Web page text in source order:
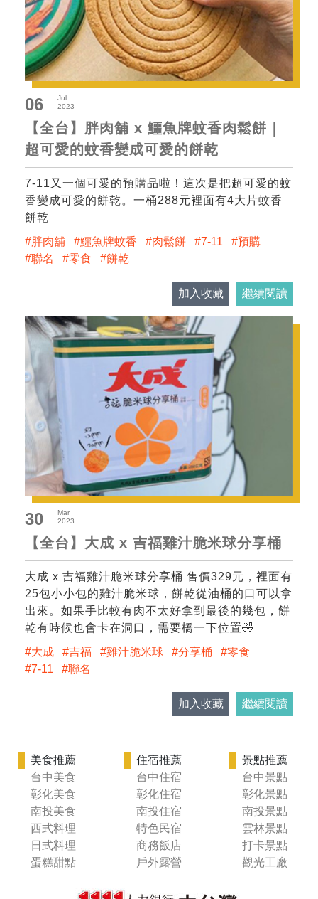
06
Jul
2023
【全台】胖肉舖 x 鱷魚牌蚊香肉鬆餅｜
超可愛的蚊香變成可愛的餅乾
7-11又一個可愛的預購品啦！這次是把超可愛的蚊
香變成可愛的餅乾。一桶288元裡面有4大片蚊香
餅乾
胖肉舖
鱷魚牌蚊香 肉鬆餅 7-11
預購
聯名
零食 餅乾
加入收藏 繼續閱讀
30
Mar
2023
【全台】大成 x 吉福雞汁脆米球分享桶
大成 x 吉福雞汁脆米球分享桶 售價329元，裡面有
25包小小包的雞汁脆米球，餅乾從油桶的口可以拿
出來。如果手比較有肉不太好拿到最後的幾包，餅
乾有時候也會卡在洞口，需要橋一下位置🤣
大成
吉福 雞汁脆米球 分享桶
零食
7-11
聯名
加入收藏 繼續閱讀
美食推薦
台中美食
彰化美食
南投美食
西式料理
日式料理
蛋糕甜點
住宿推薦
台中住宿
彰化住宿
南投住宿
特色民宿
商務飯店
戶外露營
景點推薦
台中景點
彰化景點
南投景點
雲林景點
打卡景點
觀光工廠